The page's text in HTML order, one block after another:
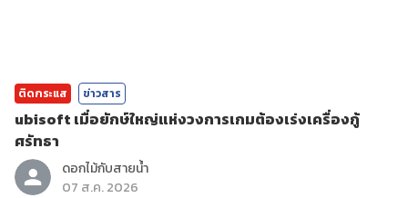
ติดกระแส ข่าวสาร
ubisoft เมื่อยักษ์ใหญ่แห่งวงการเกมต้องเร่งเครื่องกู้
ศรัทธา
ดอกไม้กับสายน้ำ
07 ส.ค. 2026